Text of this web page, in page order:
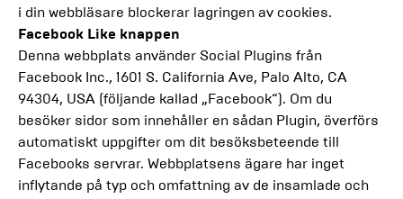
i din webbläsare blockerar lagringen av cookies.
Facebook Like knappen
Denna webbplats använder Social Plugins från
Facebook Inc., 1601 S. California Ave, Palo Alto, CA
94304, USA (följande kallad „Facebook“). Om du
besöker sidor som innehåller en sådan Plugin, överförs
automatiskt uppgifter om dit besöksbeteende till
Facebooks servrar. Webbplatsens ägare har inget
inflytande på typ och omfattning av de insamlade och